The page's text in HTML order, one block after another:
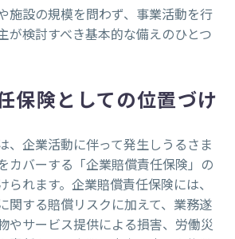
施設の規模を問わず、事業活動を行
が検討すべき基本的な備えのひとつ
保険としての位置づけ
、企業活動に伴って発生しうるさま
カバーする「企業賠償責任保険」の
られます。企業賠償責任保険には、
関する賠償リスクに加えて、業務遂
やサービス提供による損害、労働災